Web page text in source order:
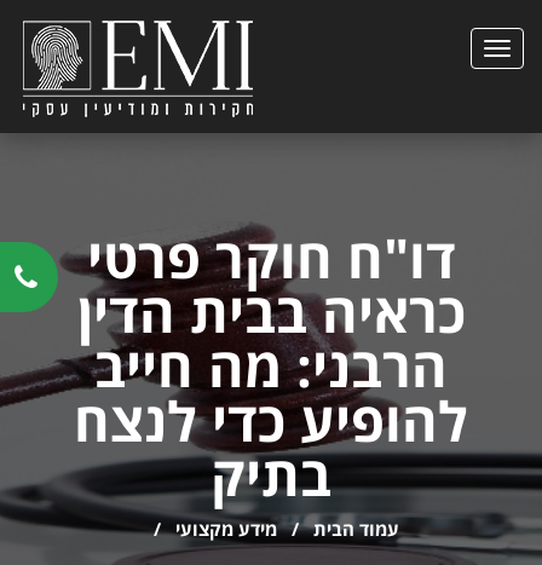
הצגת
דו"ח חוקר פרטי
כראיה בבית הדין
הרבני: מה חייב
להופיע כדי לנצח
בתיק
עמוד הבית / מידע מקצועי /